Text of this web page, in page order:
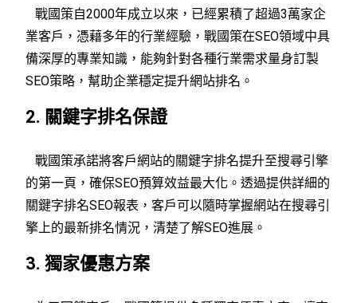
戰國策自2000年成立以來，已經累積了超過3萬家企
業客戶，憑藉多年的行業經驗，戰國策在SEO領域中具
備深厚的專業知識，能夠針對各種行業需求量身訂製
SEO策略，幫助企業穩定提升網站排名。
2. 關鍵字排名保證
戰國策承諾將客戶網站的關鍵字排名提升至搜尋引擎
的第一頁，確保SEO預算效益最大化。透過提供詳細的
關鍵字排名SEO報表，客戶可以隨時掌握網站在搜尋引
擎上的最新排名情況，清楚了解SEO進展。
3. 獨家優惠方案